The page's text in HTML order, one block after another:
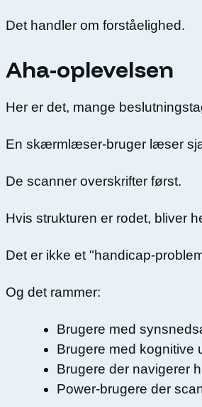
Det handler om forståelighed.
Aha-oplevelsen
Her er det, mange
En skærmlæser-bruger læser
De scanner overskrifter først.
Hvis strukturen er rodet, bliver
Det er ikke et "handicap-
Og det rammer:
Brugere med
Brugere med kognitive
Brugere der navigerer
Power-brugere der